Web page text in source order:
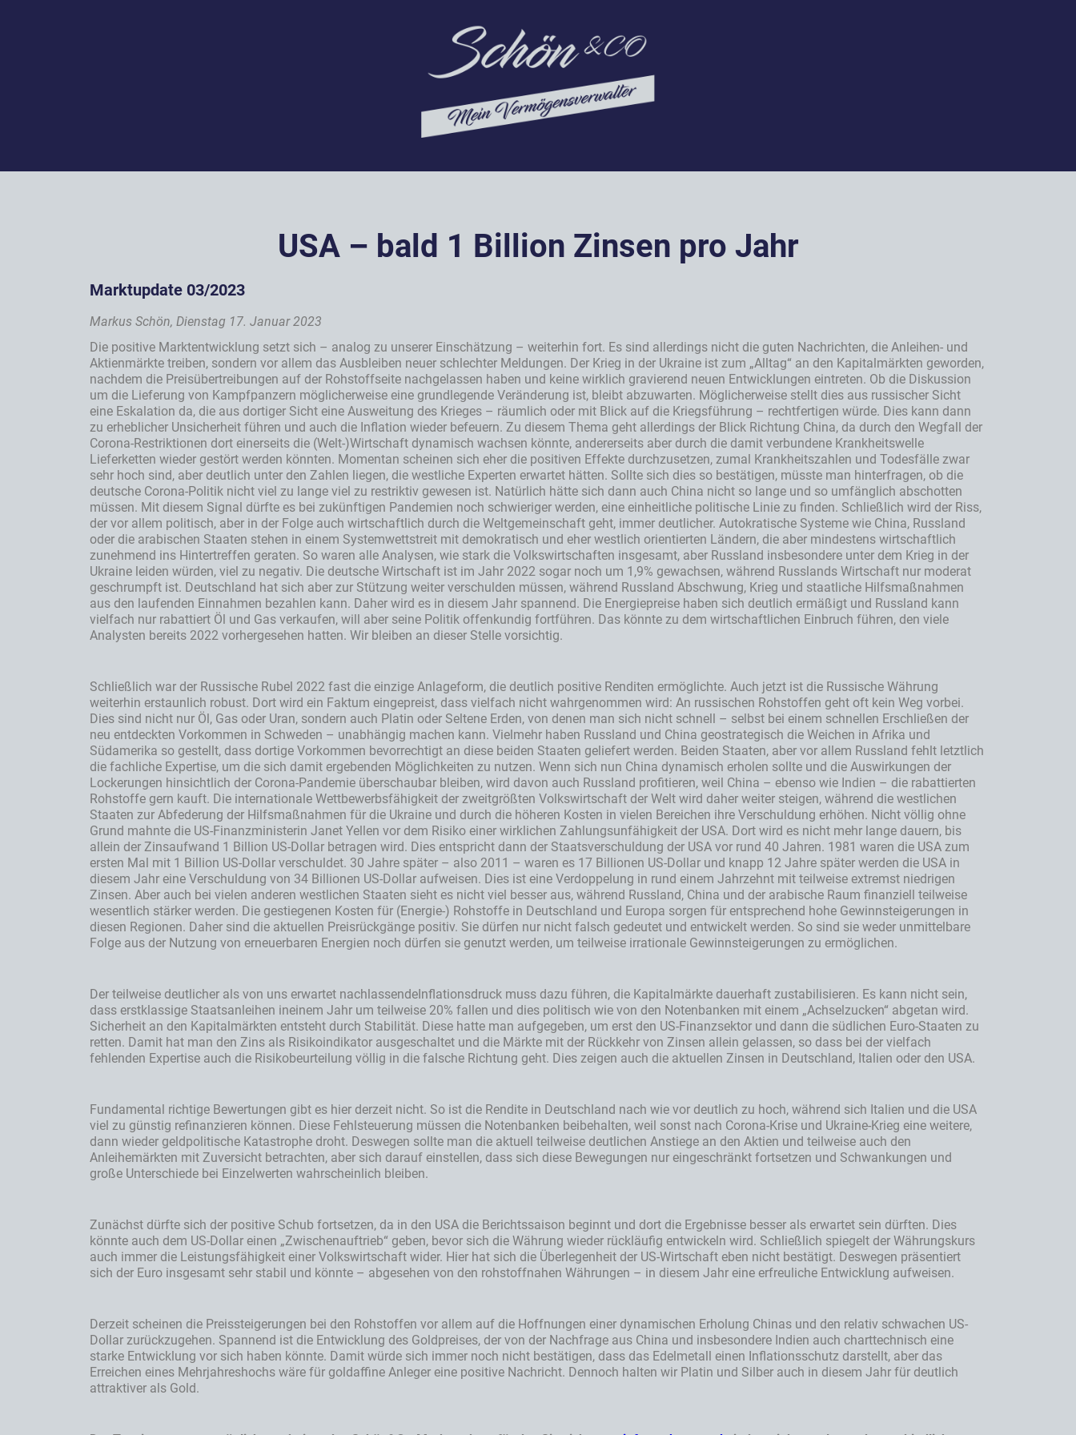
USA – bald 1 Billion Zinsen pro Jahr
Marktupdate 03/2023
Markus Schön, Dienstag 17. Januar 2023
Die positive Marktentwicklung setzt sich – analog zu unserer Einschätzung – weiterhin fort. Es sind allerdings nicht die guten Nachrichten, die Anleihen- und
Aktienmärkte treiben, sondern vor allem das Ausbleiben neuer schlechter Meldungen. Der Krieg in der Ukraine ist zum „Alltag“ an den Kapitalmärkten geworden,
nachdem die Preisübertreibungen auf der Rohstoffseite nachgelassen haben und keine wirklich gravierend neuen Entwicklungen eintreten. Ob die Diskussion
um die Lieferung von Kampfpanzern möglicherweise eine grundlegende Veränderung ist, bleibt abzuwarten. Möglicherweise stellt dies aus russischer Sicht
eine Eskalation da, die aus dortiger Sicht eine Ausweitung des Krieges – räumlich oder mit Blick auf die Kriegsführung – rechtfertigen würde. Dies kann dann
zu erheblicher Unsicherheit führen und auch die Inflation wieder befeuern. Zu diesem Thema geht allerdings der Blick Richtung China, da durch den Wegfall der
Corona-Restriktionen dort einerseits die (Welt-)Wirtschaft dynamisch wachsen könnte, andererseits aber durch die damit verbundene Krankheitswelle
Lieferketten wieder gestört werden könnten. Momentan scheinen sich eher die positiven Effekte durchzusetzen, zumal Krankheitszahlen und Todesfälle zwar
sehr hoch sind, aber deutlich unter den Zahlen liegen, die westliche Experten erwartet hätten. Sollte sich dies so bestätigen, müsste man hinterfragen, ob die
deutsche Corona-Politik nicht viel zu lange viel zu restriktiv gewesen ist. Natürlich hätte sich dann auch China nicht so lange und so umfänglich abschotten
müssen. Mit diesem Signal dürfte es bei zukünftigen Pandemien noch schwieriger werden, eine einheitliche politische Linie zu finden. Schließlich wird der Riss,
der vor allem politisch, aber in der Folge auch wirtschaftlich durch die Weltgemeinschaft geht, immer deutlicher. Autokratische Systeme wie China, Russland
oder die arabischen Staaten stehen in einem Systemwettstreit mit demokratisch und eher westlich orientierten Ländern, die aber mindestens wirtschaftlich
zunehmend ins Hintertreffen geraten. So waren alle Analysen, wie stark die Volkswirtschaften insgesamt, aber Russland insbesondere unter dem Krieg in der
Ukraine leiden würden, viel zu negativ. Die deutsche Wirtschaft ist im Jahr 2022 sogar noch um 1,9% gewachsen, während Russlands Wirtschaft nur moderat
geschrumpft ist. Deutschland hat sich aber zur Stützung weiter verschulden müssen, während Russland Abschwung, Krieg und staatliche Hilfsmaßnahmen
aus den laufenden Einnahmen bezahlen kann. Daher wird es in diesem Jahr spannend. Die Energiepreise haben sich deutlich ermäßigt und Russland kann
vielfach nur rabattiert Öl und Gas verkaufen, will aber seine Politik offenkundig fortführen. Das könnte zu dem wirtschaftlichen Einbruch führen, den viele
Analysten bereits 2022 vorhergesehen hatten. Wir bleiben an dieser Stelle vorsichtig.
Schließlich war der Russische Rubel 2022 fast die einzige Anlageform, die deutlich positive Renditen ermöglichte. Auch jetzt ist die Russische Währung
weiterhin erstaunlich robust. Dort wird ein Faktum eingepreist, dass vielfach nicht wahrgenommen wird: An russischen Rohstoffen geht oft kein Weg vorbei.
Dies sind nicht nur Öl, Gas oder Uran, sondern auch Platin oder Seltene Erden, von denen man sich nicht schnell – selbst bei einem schnellen Erschließen der
neu entdeckten Vorkommen in Schweden – unabhängig machen kann. Vielmehr haben Russland und China geostrategisch die Weichen in Afrika und
Südamerika so gestellt, dass dortige Vorkommen bevorrechtigt an diese beiden Staaten geliefert werden. Beiden Staaten, aber vor allem Russland fehlt letztlich
die fachliche Expertise, um die sich damit ergebenden Möglichkeiten zu nutzen. Wenn sich nun China dynamisch erholen sollte und die Auswirkungen der
Lockerungen hinsichtlich der Corona-Pandemie überschaubar bleiben, wird davon auch Russland profitieren, weil China – ebenso wie Indien – die rabattierten
Rohstoffe gern kauft. Die internationale Wettbewerbsfähigkeit der zweitgrößten Volkswirtschaft der Welt wird daher weiter steigen, während die westlichen
Staaten zur Abfederung der Hilfsmaßnahmen für die Ukraine und durch die höheren Kosten in vielen Bereichen ihre Verschuldung erhöhen. Nicht völlig ohne
Grund mahnte die US-Finanzministerin Janet Yellen vor dem Risiko einer wirklichen Zahlungsunfähigkeit der USA. Dort wird es nicht mehr lange dauern, bis
allein der Zinsaufwand 1 Billion US-Dollar betragen wird. Dies entspricht dann der Staatsverschuldung der USA vor rund 40 Jahren. 1981 waren die USA zum
ersten Mal mit 1 Billion US-Dollar verschuldet. 30 Jahre später – also 2011 – waren es 17 Billionen US-Dollar und knapp 12 Jahre später werden die USA in
diesem Jahr eine Verschuldung von 34 Billionen US-Dollar aufweisen. Dies ist eine Verdoppelung in rund einem Jahrzehnt mit teilweise extremst niedrigen
Zinsen. Aber auch bei vielen anderen westlichen Staaten sieht es nicht viel besser aus, während Russland, China und der arabische Raum finanziell teilweise
wesentlich stärker werden. Die gestiegenen Kosten für (Energie-) Rohstoffe in Deutschland und Europa sorgen für entsprechend hohe Gewinnsteigerungen in
diesen Regionen. Daher sind die aktuellen Preisrückgänge positiv. Sie dürfen nur nicht falsch gedeutet und entwickelt werden. So sind sie weder unmittelbare
Folge aus der Nutzung von erneuerbaren Energien noch dürfen sie genutzt werden, um teilweise irrationale Gewinnsteigerungen zu ermöglichen.
Der teilweise deutlicher als von uns erwartet nachlassendeInflationsdruck muss dazu führen, die Kapitalmärkte dauerhaft zustabilisieren. Es kann nicht sein,
dass erstklassige Staatsanleihen ineinem Jahr um teilweise 20% fallen und dies politisch wie von den Notenbanken mit einem „Achselzucken“ abgetan wird.
Sicherheit an den Kapitalmärkten entsteht durch Stabilität. Diese hatte man aufgegeben, um erst den US-Finanzsektor und dann die südlichen Euro-Staaten zu
retten. Damit hat man den Zins als Risikoindikator ausgeschaltet und die Märkte mit der Rückkehr von Zinsen allein gelassen, so dass bei der vielfach
fehlenden Expertise auch die Risikobeurteilung völlig in die falsche Richtung geht. Dies zeigen auch die aktuellen Zinsen in Deutschland, Italien oder den USA.
Fundamental richtige Bewertungen gibt es hier derzeit nicht. So ist die Rendite in Deutschland nach wie vor deutlich zu hoch, während sich Italien und die USA
viel zu günstig refinanzieren können. Diese Fehlsteuerung müssen die Notenbanken beibehalten, weil sonst nach Corona-Krise und Ukraine-Krieg eine weitere,
dann wieder geldpolitische Katastrophe droht. Deswegen sollte man die aktuell teilweise deutlichen Anstiege an den Aktien und teilweise auch den
Anleihemärkten mit Zuversicht betrachten, aber sich darauf einstellen, dass sich diese Bewegungen nur eingeschränkt fortsetzen und Schwankungen und
große Unterschiede bei Einzelwerten wahrscheinlich bleiben.
Zunächst dürfte sich der positive Schub fortsetzen, da in den USA die Berichtssaison beginnt und dort die Ergebnisse besser als erwartet sein dürften. Dies
könnte auch dem US-Dollar einen „Zwischenauftrieb“ geben, bevor sich die Währung wieder rückläufig entwickeln wird. Schließlich spiegelt der Währungskurs
auch immer die Leistungsfähigkeit einer Volkswirtschaft wider. Hier hat sich die Überlegenheit der US-Wirtschaft eben nicht bestätigt. Deswegen präsentiert
sich der Euro insgesamt sehr stabil und könnte – abgesehen von den rohstoffnahen Währungen – in diesem Jahr eine erfreuliche Entwicklung aufweisen.
Derzeit scheinen die Preissteigerungen bei den Rohstoffen vor allem auf die Hoffnungen einer dynamischen Erholung Chinas und den relativ schwachen US-
Dollar zurückzugehen. Spannend ist die Entwicklung des Goldpreises, der von der Nachfrage aus China und insbesondere Indien auch charttechnisch eine
starke Entwicklung vor sich haben könnte. Damit würde sich immer noch nicht bestätigen, dass das Edelmetall einen Inflationsschutz darstellt, aber das
Erreichen eines Mehrjahreshochs wäre für goldaffine Anleger eine positive Nachricht. Dennoch halten wir Platin und Silber auch in diesem Jahr für deutlich
attraktiver als Gold.